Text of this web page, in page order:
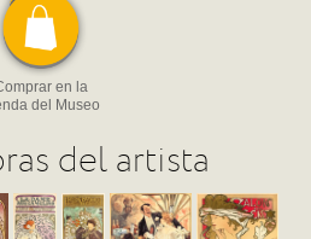
en la
del Museo
del artista